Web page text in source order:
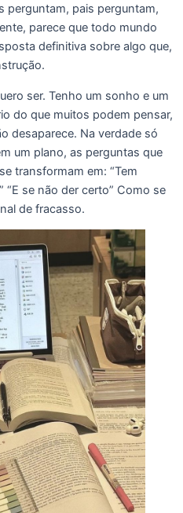
perguntam, pais perguntam,
parece que todo mundo
definitiva sobre algo que,
ser. Tenho um sonho e um
do que muitos podem pensar,
desaparece. Na verdade só
um plano, as perguntas que
transformam em: “Tem
“E se não der certo” Como se
de fracasso.